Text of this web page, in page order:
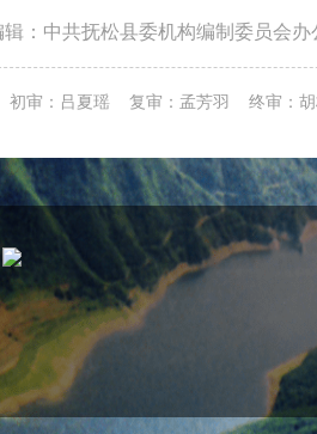
辑：中共抚松县委机构编制委员会办
初审：吕夏瑶 复审：孟芳羽 终审：胡